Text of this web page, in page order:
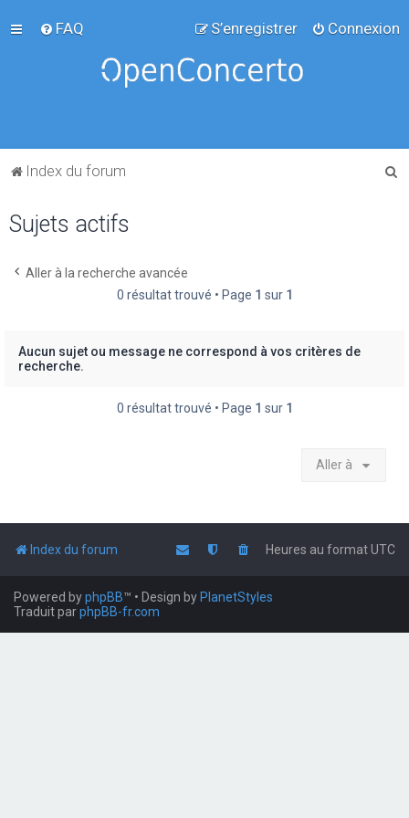
FAQ Connexion
S’enregistrer
Index du forum
Sujets actifs
Aller à la recherche avancée
0 résultat trouvé • Page 1 sur 1
Aucun sujet ou message ne correspond à vos critères de
recherche.
0 résultat trouvé • Page 1 sur 1
Aller à
Index du forum Heures au formatUTC
Powered byphpBB™ • Design by PlanetStyles
Traduit parphpBB-fr.com